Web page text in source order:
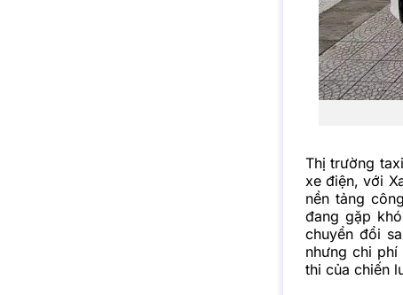
Thị trường
xe điện, với
nền tảng
đang gặp
chuyển đổi
nhưng chi
thi của chiến